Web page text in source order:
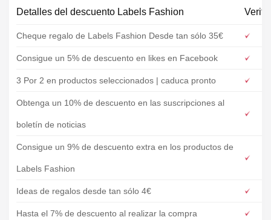
Detalles del descuento Labels Fashion
Cheque regalo de Labels Fashion Desde tan sólo 35€
Consigue un 5% de descuento en likes en Facebook
3 Por 2 en productos seleccionados | caduca pronto
Obtenga un 10% de descuento en las suscripciones al
boletín de noticias
Consigue un 9% de descuento extra en los productos de
Labels Fashion
Ideas de regalos desde tan sólo 4€
Hasta el 7% de descuento al realizar la compra